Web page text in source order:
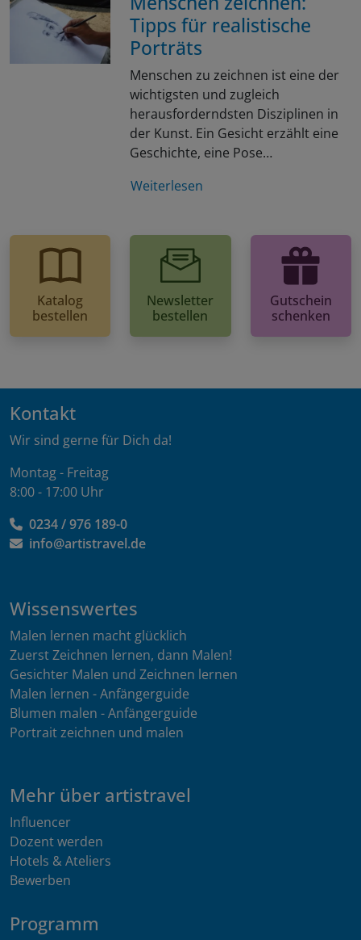
Tipps für realistische
Porträts
Menschen zu zeichnen ist eine der
wichtigsten und zugleich
herausforderndsten Disziplinen in
der Kunst. Ein Gesicht erzählt eine
Geschichte, eine Pose…
Weiterlesen
Katalog
bestellen
Newsletter
bestellen
Gutschein
schenken
Kontakt
Wir sind gerne für Dich da!
Montag - Freitag
8:00 - 17:00 Uhr
0234 / 976 189-0
info@artistravel.de
Wissenswertes
Malen lernen macht glücklich
Zuerst Zeichnen lernen, dann Malen!
Gesichter Malen und Zeichnen lernen
Malen lernen - Anfängerguide
Blumen malen - Anfängerguide
Portrait zeichnen und malen
Mehr über artistravel
Influencer
Dozent werden
Hotels & Ateliers
Bewerben
Programm